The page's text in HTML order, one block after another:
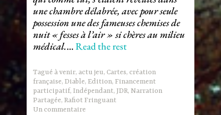
une chambre délabrée, avec pour seule
possession une des fameuses chemises de
nuit « fesses à l’air » si chères au milieu
médical.…Read the rest
Tagué à venir, actu jeu,Cartes,création
française,Diable,Edition,Financement
participatif,Indépendant,JDR,Narration
Partagée,Rafiot Fringuant
Un commentaire